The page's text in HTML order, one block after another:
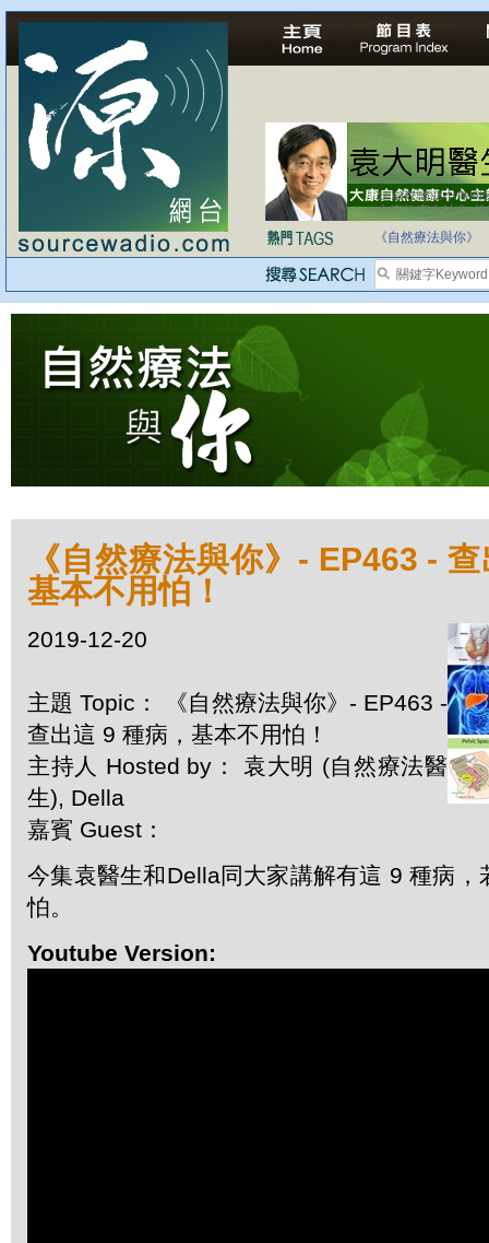
法治社會並不等同
自家教育合法化-
《自然療法與你》
《自然療法與你》- EP463 -
基本不用怕！
2019-12-20
主題 Topic： 《自然療法與你》- EP463 -
查出這 9 種病，基本不用怕！
主持人 Hosted by： 袁大明 (自然療法醫
生), Della
嘉賓 Guest：
今集袁醫生和Della同大家講解有這 9 種病，
怕。
Youtube Version: